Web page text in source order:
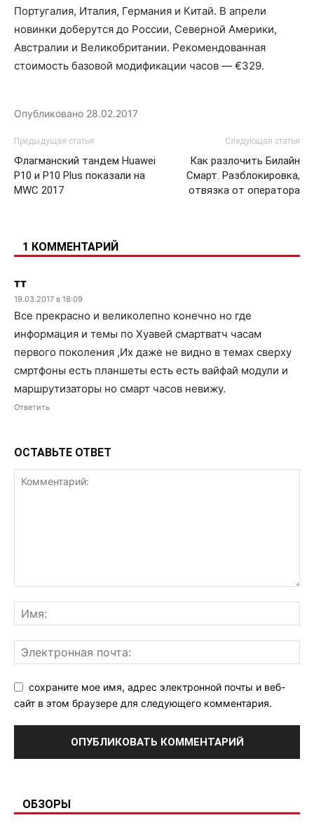
Португалия, Италия, Германия и Китай. В апрели
новинки доберутся до России, Северной Америки,
Австралии и Великобритании. Рекомендованная
стоимость базовой модификации часов ― €329.
Опубликовано 28.02.2017
Предыдущая статья
Флагманский тандем Huawei
P10 и P10 Plus показали на
MWC 2017
Следующая статья
Как разлочить Билайн
Смарт. Разблокировка,
отвязка от оператора
1 КОММЕНТАРИЙ
тт
19.03.2017 в 18:09
Все прекрасно и великолепно конечно но где
информация и темы по Хуавей смартватч часам
первого поколения ,Их даже не видно в темах сверху
смртфоны есть планшеты есть есть вайфай модули и
маршрутизаторы но смарт часов невижу.
Ответить
ОСТАВЬТЕ ОТВЕТ
сохраните мое имя, адрес электронной почты и веб-
сайт в этом браузере для следующего комментария.
ОБЗОРЫ